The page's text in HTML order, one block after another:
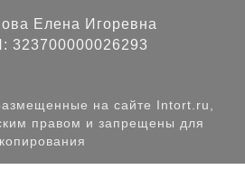
Елена Игоревна
на сайте Intort.ru,
правом и запрещены для
копирования